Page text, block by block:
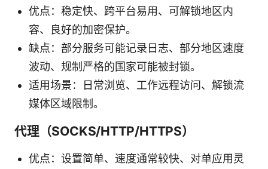
优点：稳定快、跨平台易用、可解锁地区内
容、良好的加密保护。
缺点：部分服务可能记录日志、部分地区速度
波动、规制严格的国家可能被封锁。
适用场景：日常浏览、工作远程访问、解锁流
媒体区域限制。
代理（SOCKS/HTTP/HTTPS）
优点：设置简单、速度通常较快、对单应用灵